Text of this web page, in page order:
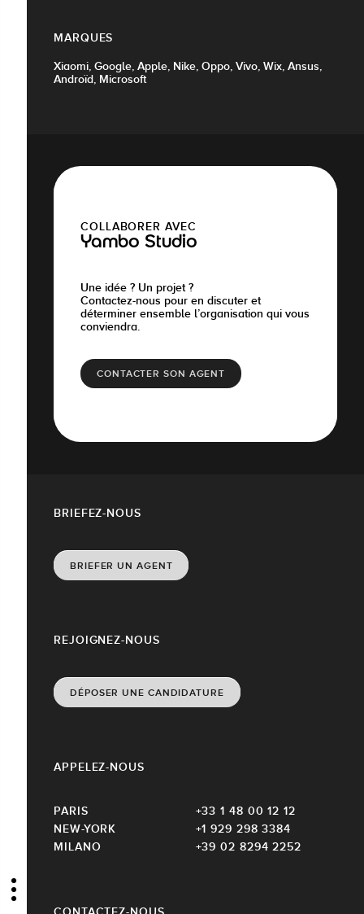
MARQUES
Xiaomi, Google, Apple, Nike, Oppo, Vivo, Wix, Ansus,
Androïd, Microsoft
COLLABORER AVEC
Yambo Studio
Une idée ? Un projet ?
Contactez-nous pour en discuter et
déterminer ensemble l’organisation qui vous
conviendra.
CONTACTER SON AGENT
REJOIGNEZ-NOUS
DÉPOSER UNE CANDIDATURE
APPELEZ-NOUS
PARIS
+33 1 48 00 12 12
NEW-YORK
+1 929 298 3384
MILANO
+39 02 8294 2252
BRIEFEZ-NOUS
BRIEFER UN AGENT